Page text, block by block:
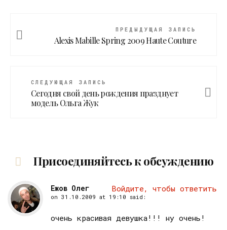
ПРЕДЫДУЩАЯ ЗАПИСЬ
Alexis Mabille Spring 2009 Haute Couture
СЛЕДУЮЩАЯ ЗАПИСЬ
Сегодня свой день рождения празднует
модель Ольга Жук
Присоединяйтесь к обсуждению
Ежов Олег
on 31.10.2009 at 19:10 said:
очень красивая девушка!!! ну очень!
Войдите, чтобы ответить